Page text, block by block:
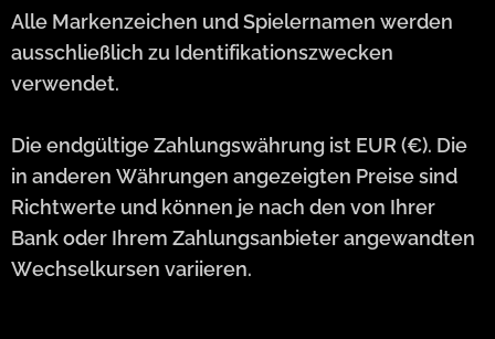
Alle Markenzeichen und Spielernamen werden
ausschließlich zu Identifikationszwecken
verwendet.
Die endgültige Zahlungswährung ist EUR (€). Die
in anderen Währungen angezeigten Preise sind
Richtwerte und können je nach den von Ihrer
Bank oder Ihrem Zahlungsanbieter angewandten
Wechselkursen variieren.